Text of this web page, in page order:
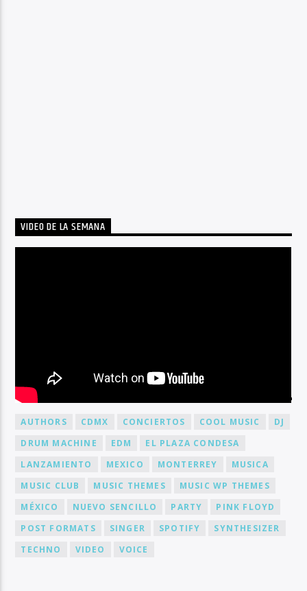
VIDEO DE LA SEMANA
BY TAG
AUTHORS CDMX CONCIERTOS COOL MUSIC
DJ
DRUM MACHINE
EDM
EL PLAZA CONDESA
LANZAMIENTO
MEXICO MONTERREY
MUSICA
MUSIC CLUB
MUSIC THEMES
MUSIC WP THEMES
MÉXICO
NUEVO SENCILLO PARTY
PINK FLOYD
POST FORMATS
SINGER SPOTIFY
SYNTHESIZER
TECHNO
VIDEO VOICE